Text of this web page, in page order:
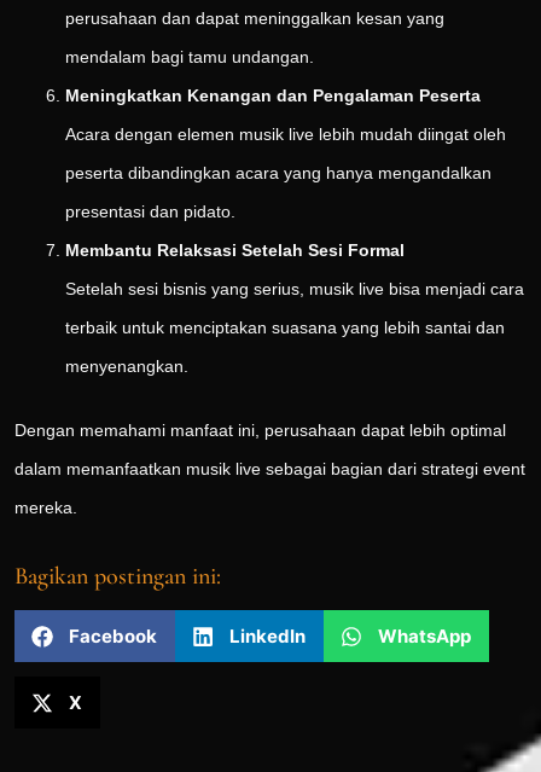
perusahaan dan dapat meninggalkan kesan yang
mendalam bagi tamu undangan.
Meningkatkan Kenangan dan Pengalaman Peserta
Acara dengan elemen musik live lebih mudah diingat oleh
peserta dibandingkan acara yang hanya mengandalkan
presentasi dan pidato.
Membantu Relaksasi Setelah Sesi Formal
Setelah sesi bisnis yang serius, musik live bisa menjadi cara
terbaik untuk menciptakan suasana yang lebih santai dan
menyenangkan.
Dengan memahami manfaat ini, perusahaan dapat lebih optimal
dalam memanfaatkan musik live sebagai bagian dari strategi event
mereka.
Bagikan postingan ini:
Facebook LinkedIn WhatsApp
X